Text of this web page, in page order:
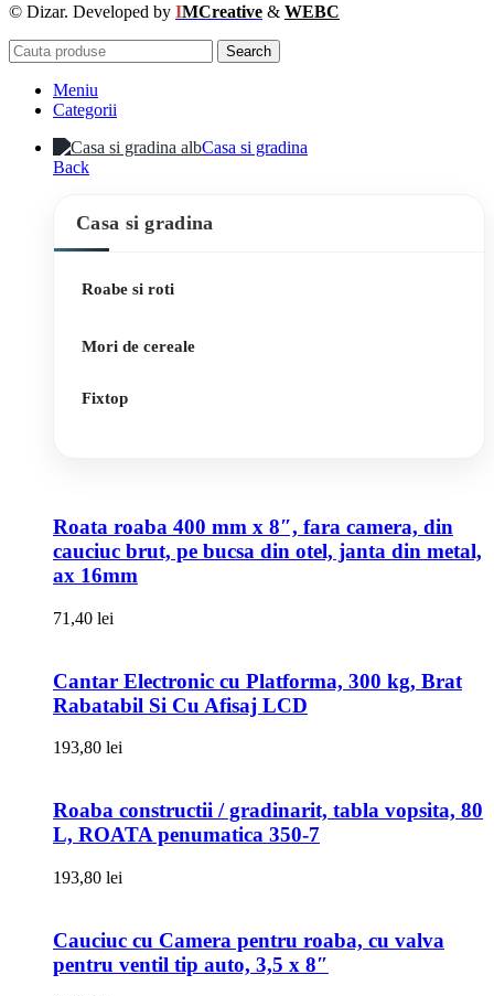
© Dizar. Developed by IMCreative & WEBC
Search
Meniu
Categorii
Casa si gradina
Back
Casa si gradina
Roabe si roti
Mori de cereale
Fixtop
Roata roaba 400 mm x 8″, fara camera, din
cauciuc brut, pe bucsa din otel, janta din metal,
ax 16mm
71,40 lei
Cantar Electronic cu Platforma, 300 kg, Brat
Rabatabil Si Cu Afisaj LCD
193,80 lei
Roaba constructii / gradinarit, tabla vopsita, 80
L, ROATA penumatica 350-7
193,80 lei
Cauciuc cu Camera pentru roaba, cu valva
pentru ventil tip auto, 3,5 x 8″